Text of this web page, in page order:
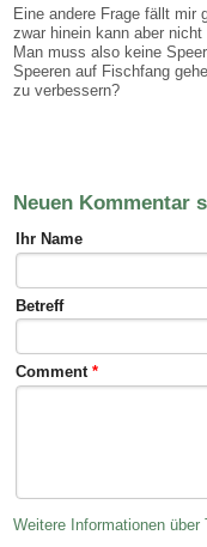
Eine andere Frage fällt
zwar hinein kann aber
Man muss also keine
Speeren auf Fischfang
zu verbessern?
Neuen Kommentar
Ihr Name
Betreff
Comment*
Weitere Informationen über